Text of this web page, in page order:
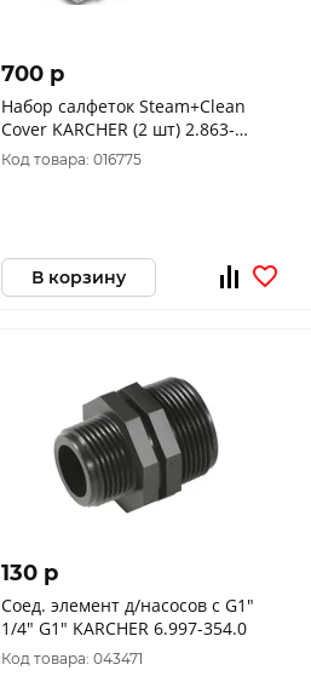
700 p
Набор салфеток Steam+Clean
Cover KARCHER (2 шт) 2.863-
174.0
Код товара: 016775
В корзину
130 p
Соед. элемент д/насосов с G1"
1/4" G1" KARCHER 6.997-354.0
Код товара: 043471